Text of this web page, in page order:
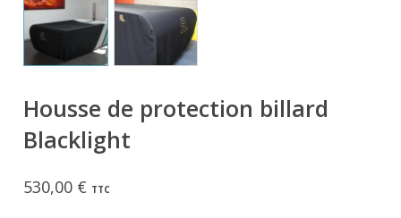
Housse de protection billard
Blacklight
530,00 € TTC